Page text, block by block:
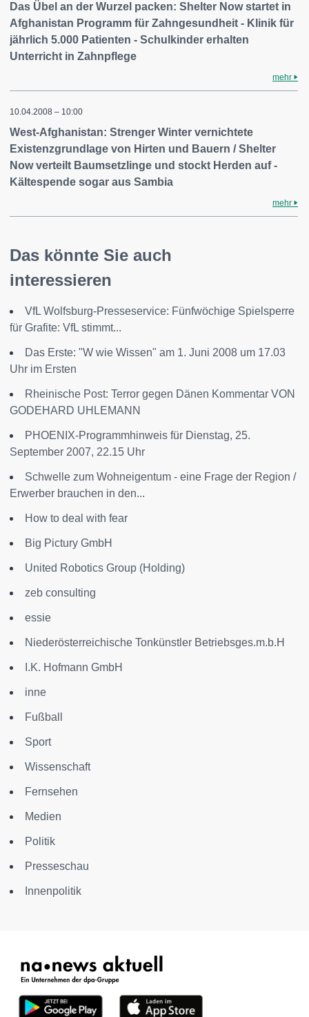
Das Übel an der Wurzel packen: Shelter Now startet in
Afghanistan Programm für Zahngesundheit - Klinik für
jährlich 5.000 Patienten - Schulkinder erhalten
Unterricht in Zahnpflege
mehr
10.04.2008 – 10:00
West-Afghanistan: Strenger Winter vernichtete
Existenzgrundlage von Hirten und Bauern / Shelter
Now verteilt Baumsetzlinge und stockt Herden auf -
Kältespende sogar aus Sambia
mehr
Das könnte Sie auch
interessieren
VfL Wolfsburg-Presseservice: Fünfwöchige Spielsperre
für Grafite: VfL stimmt...
Das Erste: "W wie Wissen" am 1. Juni 2008 um 17.03
Uhr im Ersten
Rheinische Post: Terror gegen Dänen Kommentar VON
GODEHARD UHLEMANN
PHOENIX-Programmhinweis für Dienstag, 25.
September 2007, 22.15 Uhr
Schwelle zum Wohneigentum - eine Frage der Region /
Erwerber brauchen in den...
How to deal with fear
Big Pictury GmbH
United Robotics Group (Holding)
zeb consulting
essie
Niederösterreichische Tonkünstler Betriebsges.m.b.H
I.K. Hofmann GmbH
inne
Fußball
Sport
Wissenschaft
Fernsehen
Medien
Politik
Presseschau
Innenpolitik